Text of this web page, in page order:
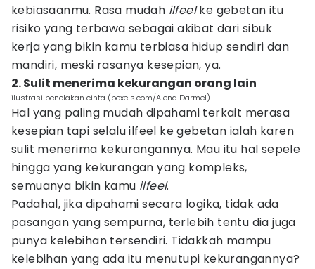
kebiasaanmu. Rasa mudah ilfeelke gebetan itu
risiko yang terbawa sebagai akibat dari sibuk
kerja yang bikin kamu terbiasa hidup sendiri dan
mandiri, meski rasanya kesepian, ya.
2. Sulit menerima kekurangan orang lain
ilustrasi penolakan cinta (pexels.com/Alena Darmel)
Hal yang paling mudah dipahami terkait merasa
kesepian tapi selalu ilfeel ke gebetan ialah karen
sulit menerima kekurangannya. Mau itu hal sepele
hingga yang kekurangan yang kompleks,
semuanya bikin kamu ilfeel.
Padahal, jika dipahami secara logika, tidak ada
pasangan yang sempurna, terlebih tentu dia juga
punya kelebihan tersendiri. Tidakkah mampu
kelebihan yang ada itu menutupi kekurangannya?